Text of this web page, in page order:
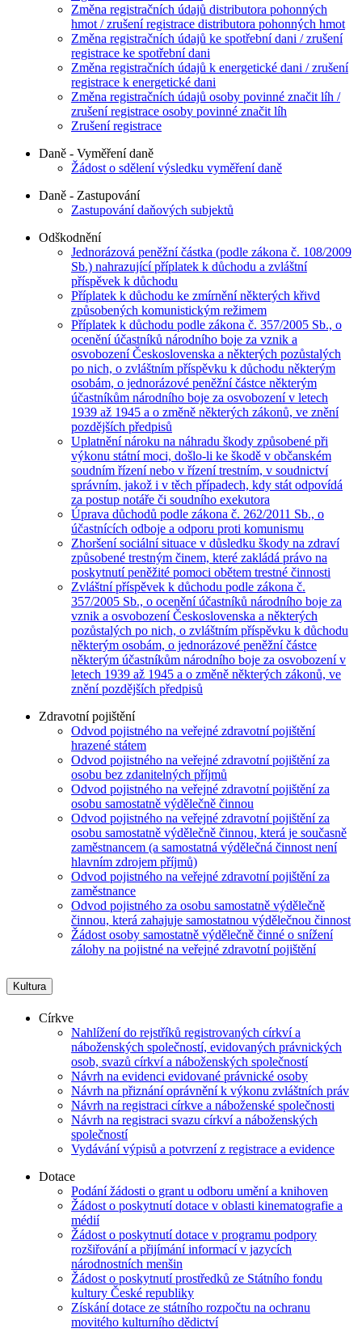
Změna registračních údajů distributora pohonných
hmot / zrušení registrace distributora pohonných hmot
Změna registračních údajů ke spotřební dani / zrušení
registrace ke spotřební dani
Změna registračních údajů k energetické dani / zrušení
registrace k energetické dani
Změna registračních údajů osoby povinné značit líh /
zrušení registrace osoby povinné značit líh
Zrušení registrace
Daně - Vyměření daně
Žádost o sdělení výsledku vyměření daně
Daně - Zastupování
Zastupování daňových subjektů
Odškodnění
Jednorázová peněžní částka (podle zákona č. 108/2009
Sb.) nahrazující příplatek k důchodu a zvláštní
příspěvek k důchodu
Příplatek k důchodu ke zmírnění některých křivd
způsobených komunistickým režimem
Příplatek k důchodu podle zákona č. 357/2005 Sb., o
ocenění účastníků národního boje za vznik a
osvobození Československa a některých pozůstalých
po nich, o zvláštním příspěvku k důchodu některým
osobám, o jednorázové peněžní částce některým
účastníkům národního boje za osvobození v letech
1939 až 1945 a o změně některých zákonů, ve znění
pozdějších předpisů
Uplatnění nároku na náhradu škody způsobené při
výkonu státní moci, došlo-li ke škodě v občanském
soudním řízení nebo v řízení trestním, v soudnictví
správním, jakož i v těch případech, kdy stát odpovídá
za postup notáře či soudního exekutora
Úprava důchodů podle zákona č. 262/2011 Sb., o
účastnících odboje a odporu proti komunismu
Zhoršení sociální situace v důsledku škody na zdraví
způsobené trestným činem, které zakládá právo na
poskytnutí peněžité pomoci obětem trestné činnosti
Zvláštní příspěvek k důchodu podle zákona č.
357/2005 Sb., o ocenění účastníků národního boje za
vznik a osvobození Československa a některých
pozůstalých po nich, o zvláštním příspěvku k důchodu
některým osobám, o jednorázové peněžní částce
některým účastníkům národního boje za osvobození v
letech 1939 až 1945 a o změně některých zákonů, ve
znění pozdějších předpisů
Zdravotní pojištění
Odvod pojistného na veřejné zdravotní pojištění
hrazené státem
Odvod pojistného na veřejné zdravotní pojištění za
osobu bez zdanitelných příjmů
Odvod pojistného na veřejné zdravotní pojištění za
osobu samostatně výdělečně činnou
Odvod pojistného na veřejné zdravotní pojištění za
osobu samostatně výdělečně činnou, která je současně
zaměstnancem (a samostatná výdělečná činnost není
hlavním zdrojem příjmů)
Odvod pojistného na veřejné zdravotní pojištění za
zaměstnance
Odvod pojistného za osobu samostatně výdělečně
činnou, která zahajuje samostatnou výdělečnou činnost
Žádost osoby samostatně výdělečně činné o snížení
zálohy na pojistné na veřejné zdravotní pojištění
Kultura
Církve
Nahlížení do rejstříků registrovaných církví a
náboženských společností, evidovaných právnických
osob, svazů církví a náboženských společností
Návrh na evidenci evidované právnické osoby
Návrh na přiznání oprávnění k výkonu zvláštních práv
Návrh na registraci církve a náboženské společnosti
Návrh na registraci svazu církví a náboženských
společností
Vydávání výpisů a potvrzení z registrace a evidence
Dotace
Podání žádosti o grant u odboru umění a knihoven
Žádost o poskytnutí dotace v oblasti kinematografie a
médií
Žádost o poskytnutí dotace v programu podpory
rozšiřování a přijímání informací v jazycích
národnostních menšin
Žádost o poskytnutí prostředků ze Státního fondu
kultury České republiky
Získání dotace ze státního rozpočtu na ochranu
movitého kulturního dědictví